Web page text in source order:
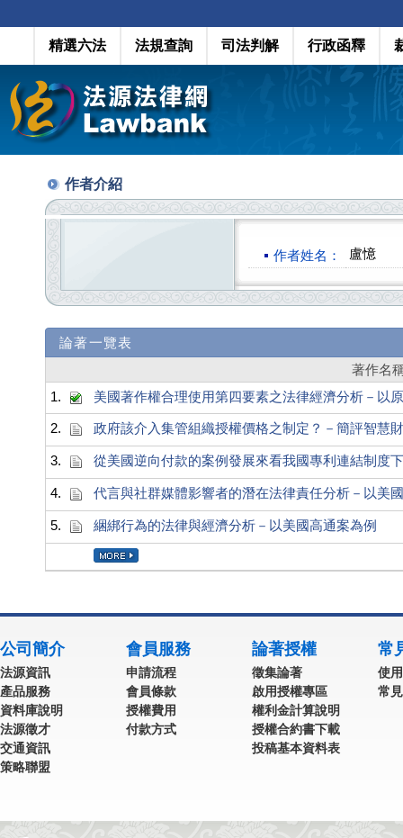
精選六法 法規查詢 司法判解 行政函釋
作者介紹
作者姓名： 盧憶
論著一覽表
著作名
1.
美國著作權合理使用第四要素之法律經濟分析－以
2. 政府該介入集管組織授權價格之制定？－簡評智慧
3. 從美國逆向付款的案例發展來看我國專利連結制度
4. 代言與社群媒體影響者的潛在法律責任分析－以美
5. 綑綁行為的法律與經濟分析－以美國高通案為例
公司簡介
法源資訊
產品服務
資料庫說明
法源徵才
交通資訊
策略聯盟
會員服務
申請流程
會員條款
授權費用
付款方式
論著授權
徵集論著
啟用授權專區
權利金計算說明
授權合約書下載
投稿基本資料表
常
使
常